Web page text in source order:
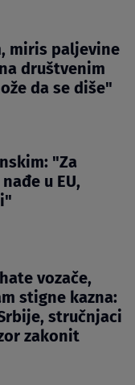
miris paljevine
društvenim
da se diše"
"Za
u EU,
vozače,
stigne kazna:
stručnjaci
zakonit